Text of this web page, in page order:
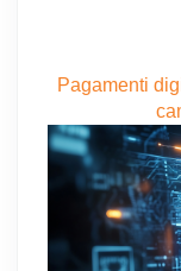
Pagamenti